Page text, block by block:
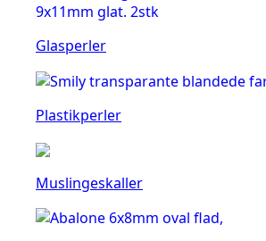
Glasperler
Plastikperler
Muslingeskaller